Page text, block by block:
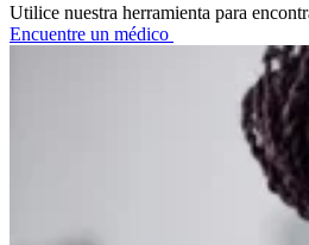
Utilice nuestra herramienta para
Encuentre un médico